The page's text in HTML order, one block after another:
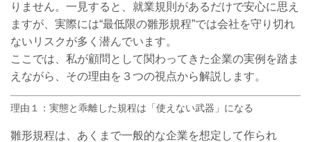
りません。一見すると、就業規則があるだけで安心に思え
ますが、実際には“最低限の雛形規程”では会社を守り切れ
ないリスクが多く潜んでいます。
ここでは、私が顧問として関わってきた企業の実例を踏ま
えながら、その理由を３つの視点から解説します。
理由１：実態と乖離した規程は「使えない武器」になる
雛形規程は、あくまで一般的な企業を想定して作られ